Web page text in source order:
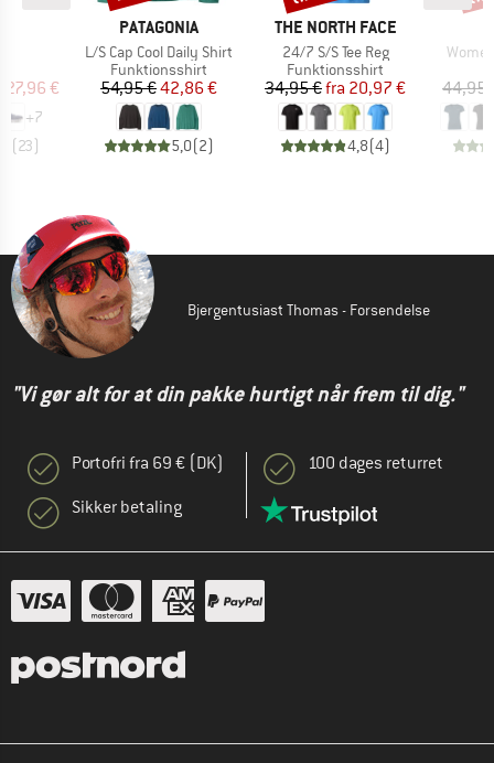
pris
€
+7
(23)
MÆRKE
PATAGONIA
Artikel
L/S Cap Cool Daily Shirt
Produktgruppe
Funktionsshirt
Pris
54,95 €Nedsat pris
42,86 €
5,0(2)
MÆRKE
THE NORTH FACE
Artikel
24/7 S/S Tee Reg
Produktgruppe
Funktionsshirt
Pris
34,95 € Nedsat pris
fra 20,97 €
4,8(4)
Artikel
44,95
Bjergentusiast Thomas - Forsendelse
"Vi gør alt for at din pakke hurtigt når frem til dig."
Portofri fra 69 € (DK)
Sikker betaling
100 dages returret